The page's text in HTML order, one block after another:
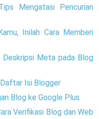
Mengatasi Pencurian
Inilah Cara Memberi
Deskripsi Meta pada Blog
Isi Blogger
Blog ke Google Plus
Verifikasi Blog dan Web